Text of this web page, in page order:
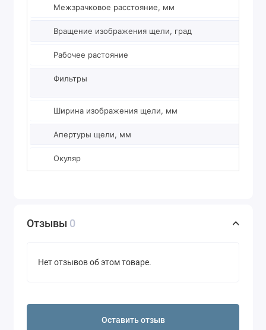
Межзрачковое расстояние, мм
Вращение изображения щели, град
Рабочее растояние
Фильтры
Ширина изображения щели, мм
Апертуры щели, мм
Окуляр
Отзывы 0
Нет отзывов об этом товаре.
Оставить отзыв